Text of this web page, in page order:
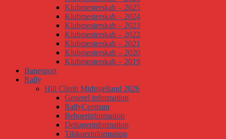
Klubmesterskab – 2025
Klubmesterskab – 2024
Klubmesterskab – 2023
Klubmesterskab – 2022
Klubmesterskab – 2021
Klubmesterskab – 2020
Klubmesterskab – 2019
Banesport
Rally
Hill Climb Midtsjælland 2026
Generel information
RallyCentrum
Beboerinformation
Deltagerinformation
Tilskuerinformation